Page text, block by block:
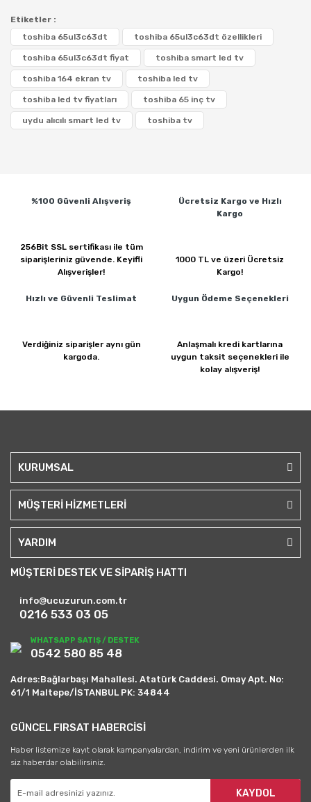
Etiketler :
toshiba 65ul3c63dt
toshiba 65ul3c63dt özellikleri
toshiba 65ul3c63dt fiyat toshiba smart led tv
toshiba 164 ekran tv toshiba led tv
toshiba led tv fiyatları toshiba 65 inç tv
uydu alıcılı smart led tv toshiba tv
%100 Güvenli Alışveriş
256Bit SSL sertifikası ile tüm
siparişleriniz güvende. Keyifli
Alışverişler!
Ücretsiz Kargo ve Hızlı
Kargo
1000 TL ve üzeri Ücretsiz
Kargo!
Hızlı ve Güvenli Teslimat
Verdiğiniz siparişler aynı gün
kargoda.
Uygun Ödeme Seçenekleri
Anlaşmalı kredi kartlarına
uygun taksit seçenekleri ile
kolay alışveriş!
KURUMSAL
MÜŞTERİ HİZMETLERİ
YARDIM
MÜŞTERİ DESTEK VE SİPARİŞ HATTI
info@ucuzurun.com.tr
0216 533 03 05
WHATSAPP SATIŞ / DESTEK
0542 580 85 48
Adres:Bağlarbaşı Mahallesi. Atatürk Caddesi. Omay Apt. No:
61/1 Maltepe/İSTANBUL PK: 34844
GÜNCEL FIRSAT HABERCİSİ
Haber listemize kayıt olarak kampanyalardan, indirim ve yeni ürünlerden ilk
siz haberdar olabilirsiniz.
KAYDOL